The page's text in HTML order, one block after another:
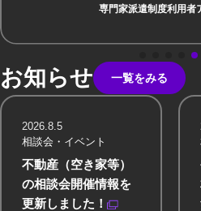
専門家派遣制度利用者
お知らせ 一覧をみる
不動産（空き家等）
の相談会開催情報を
更新しました！
2026.8.5
相談会・イベント